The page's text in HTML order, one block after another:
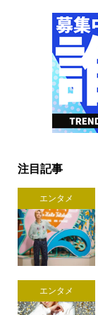
注目記事
エンタメ
エンタメ